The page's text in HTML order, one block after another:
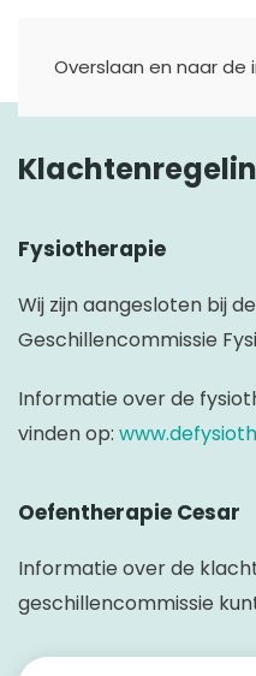
Overslaan en naar de
Fysiotherapie
Wij zijn aangesloten bij
Geschillencommissie
Informatie over de
vinden op:
Oefentherapie Cesar
Informatie over de
geschillencommissie